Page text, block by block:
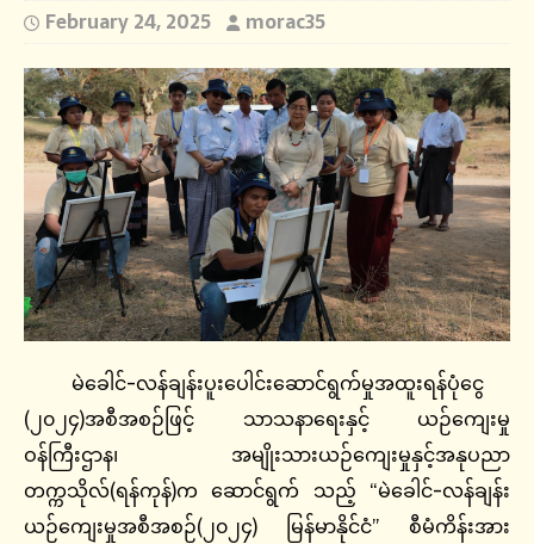
February 24, 2025 morac35
မဲခေါင်-လန်ချန်းပူးပေါင်းဆောင်ရွက်မှုအထူးရန်ပုံငွေ
(၂၀၂၄)အစီအစဉ်ဖြင့် သာသနာရေးနှင့် ယဉ်ကျေးမှု
ဝန်ကြီးဌာန၊ အမျိုးသားယဉ်ကျေးမှုနှင့်အနုပညာ
တက္ကသိုလ်(ရန်ကုန်)က ဆောင်ရွက် သည့် “မဲခေါင်-လန်ချန်း
ယဉ်ကျေးမှုအစီအစဉ်(၂၀၂၄) မြန်မာနိုင်ငံ” စီမံကိန်းအား